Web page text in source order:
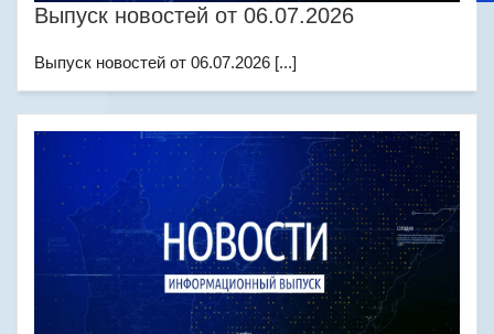
Выпуск новостей от 06.07.2026
Выпуск новостей от 06.07.2026 [...]